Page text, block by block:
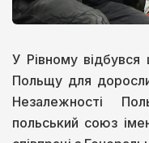
У Рівному відбувся
Польщу для
Незалежності
польський союз